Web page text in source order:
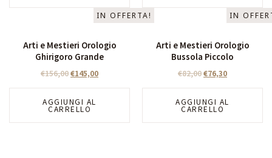
IN OFFERTA!
Arti e Mestieri Orologio
Ghirigoro Grande
€156,00€145,00
AGGIUNGI AL
CARRELLO
IN
Arti e Mestieri Orologio
Bussola Piccolo
€82,00€76,30
AGGIUNGI AL
CARRELLO